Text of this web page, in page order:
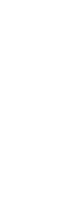
області